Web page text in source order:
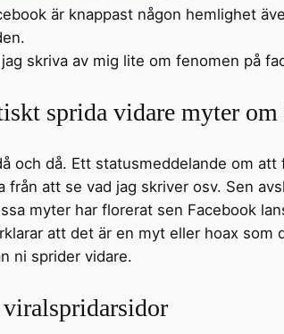
är knappast någon hemlighet
skriva av mig lite om fenomen på
sprida vidare myter om
och då. Ett statusmeddelande om
från att se vad jag skriver osv. Sen
myter har florerat sen Facebook
att det är en myt eller hoax som
ni sprider vidare.